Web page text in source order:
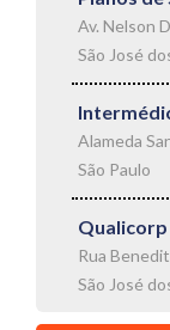
Av. Nelson
São José
Alameda
São Paulo
Qualicorp
Rua
São José